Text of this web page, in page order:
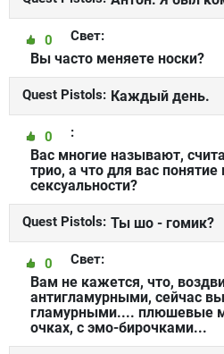
Свет:
0
Вы часто меняете носки?
Quest Pistols: Каждый день.
:
0
Вас многие называют,
трио, а что для вас
сексуальности?
Quest Pistols: Ты шо - гомик?
Свет:
0
Вам не кажется, что,
антигламурными, сейчас
гламурными.... плюшевые
очках, с эмо-бирочками...